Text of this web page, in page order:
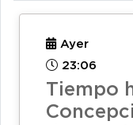
Ayer
23:06
Tiempo